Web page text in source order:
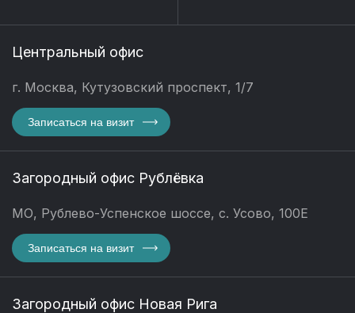
Центральный офис
г. Москва, Кутузовский проспект, 1/7
Записаться на визит
Загородный офис Рублёвка
МО, Рублево-Успенское шоссе, с. Усово, 100Е
Записаться на визит
Загородный офис Новая Рига